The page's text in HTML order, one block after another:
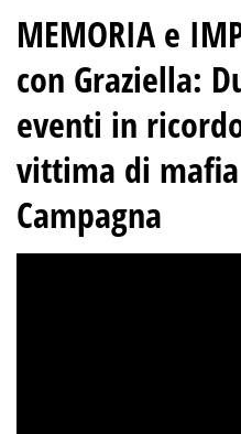
MEMORIA e
con Graziella:
eventi in
vittima di
Campagna